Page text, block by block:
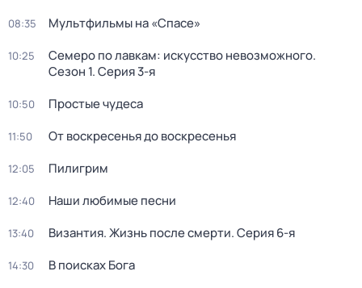
08:35 Мультфильмы на «Спасе»
10:25 Семеро по лавкам: искусство невозможного.
Сезон 1. Серия 3-я
10:50 Простые чудеса
11:50 От воскресенья до воскресенья
12:05 Пилигрим
12:40 Наши любимые песни
13:40 Византия. Жизнь после смерти. Серия 6-я
14:30 В поисках Бога